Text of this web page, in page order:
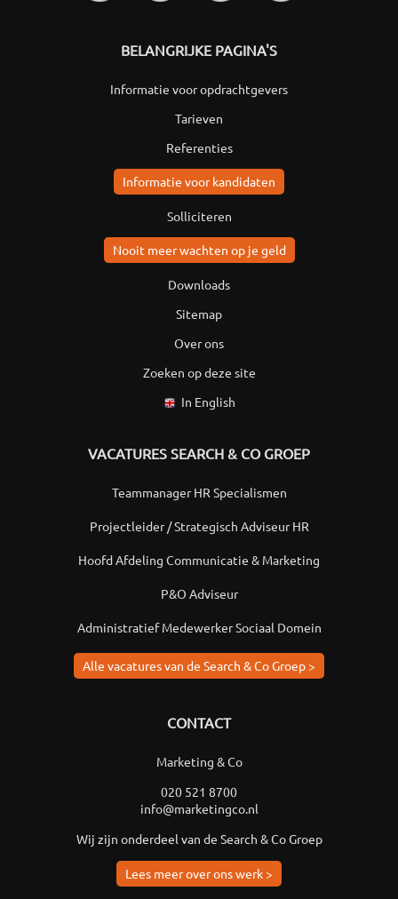
BELANGRIJKE PAGINA'S
Informatie voor opdrachtgevers
Tarieven
Referenties
Informatie voor kandidaten
Solliciteren
Nooit meer wachten op je geld
Downloads
Sitemap
Over ons
Zoeken op deze site
In English
VACATURES SEARCH & CO GROEP
Teammanager HR Specialismen
Projectleider / Strategisch Adviseur HR
Hoofd Afdeling Communicatie & Marketing
P&O Adviseur
Administratief Medewerker Sociaal Domein
Alle vacatures van de Search & Co Groep >
CONTACT
Marketing & Co
020 521 8700
info@marketingco.nl
Wij zijn onderdeel van de Search & Co Groep
Lees meer over ons werk >